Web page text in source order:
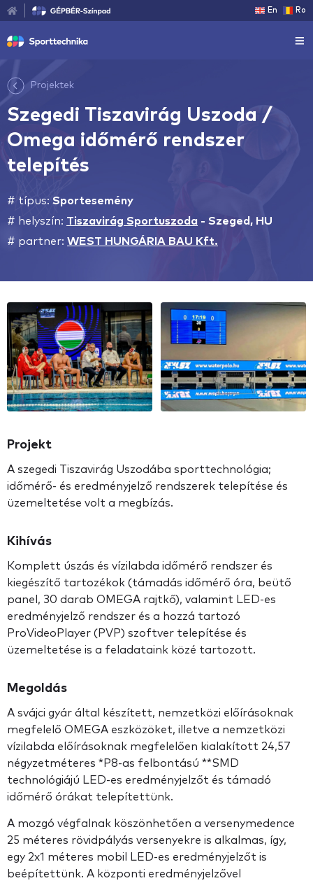
En Ro
Projektek
Szegedi Tiszavirág Uszoda /
Omega időmérő rendszer
telepítés
# típus: Sportesemény
# helyszín: Tiszavirág Sportuszoda - Szeged, HU
# partner: WEST HUNGÁRIA BAU Kft.
Projekt
A szegedi Tiszavirág Uszodába sporttechnológia;
időmérő- és eredményjelző rendszerek telepítése és
üzemeltetése volt a megbízás.
Kihívás
Komplett úszás és vízilabda időmérő rendszer és
kiegészítő tartozékok (támadás időmérő óra, beütő
panel, 30 darab OMEGA rajtkő), valamint LED-es
eredményjelző rendszer és a hozzá tartozó
ProVideoPlayer (PVP) szoftver telepítése és
üzemeltetése is a feladataink közé tartozott.
Megoldás
A svájci gyár által készített, nemzetközi előírásoknak
megfelelő OMEGA eszközöket, illetve a nemzetközi
vízilabda előírásoknak megfelelően kialakított 24,57
négyzetméteres *P8-as felbontású **SMD
technológiájú LED-es eredményjelzőt és támadó
időmérő órákat telepítettünk.
A mozgó végfalnak köszönhetően a versenymedence
25 méteres rövidpályás versenyekre is alkalmas, így,
egy 2x1 méteres mobil LED-es eredményjelzőt is
beépítettünk. A központi eredményjelzővel